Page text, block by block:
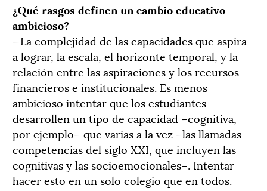
¿Qué rasgos definen un cambio educativo
ambicioso?
—La complejidad de las capacidades que aspira
a lograr, la escala, el horizonte temporal, y la
relación entre las aspiraciones y los recursos
financieros e institucionales. Es menos
ambicioso intentar que los estudiantes
desarrollen un tipo de capacidad –cognitiva,
por ejemplo– que varias a la vez –las llamadas
competencias del siglo XXI, que incluyen las
cognitivas y las socioemocionales–. Intentar
hacer esto en un solo colegio que en todos.